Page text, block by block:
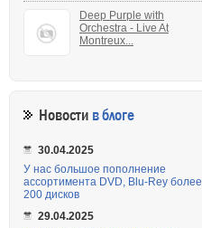
Deep Purple with
Orchestra - Live At
Montreux...
Новости в блоге
30.04.2025
У нас большое пополнение
ассортимента DVD, Blu-Rey более
200 дисков
29.04.2025